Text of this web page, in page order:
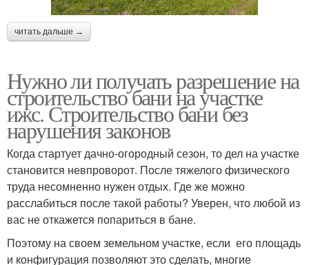
читать дальше →
Нужно ли получать разрешение на
строительство бани на участке
ижс. Строительство бани без
нарушения законов
Когда стартует дачно-огородный сезон, то дел на участке
становится невпроворот. После тяжелого физического
труда несомненно нужен отдых. Где же можно
расслабиться после такой работы? Уверен, что любой из
вас не откажется попариться в бане.
Поэтому на своем земельном участке, если его площадь
и конфигурация позволяют это сделать, многие